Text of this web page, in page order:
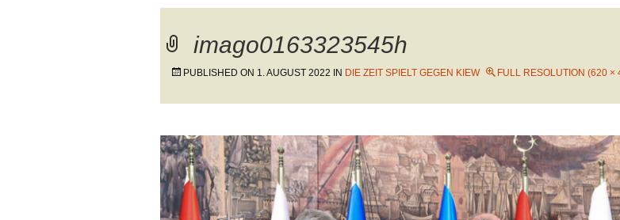
imago0163323545h
PUBLISHED ON 1. AUGUST 2022 IN DIE ZEIT SPIELT GEGEN KIEW FULL RESOLUTION (620 ×